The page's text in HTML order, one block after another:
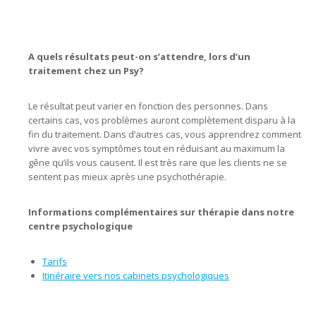
A quels résultats peut-on s’attendre, lors d’un
traitement chez un Psy?
Le résultat peut varier en fonction des personnes. Dans
certains cas, vos problèmes auront complètement disparu à la
fin du traitement. Dans d’autres cas, vous apprendrez comment
vivre avec vos symptômes tout en réduisant au maximum la
gêne qu’ils vous causent. Il est très rare que les clients ne se
sentent pas mieux après une psychothérapie.
Informations complémentaires sur thérapie dans notre
centre psychologique
Tarifs
Itinéraire vers nos cabinets psychologiques